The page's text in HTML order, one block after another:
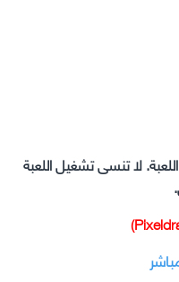
لا تنسى تشغيل اللعبة